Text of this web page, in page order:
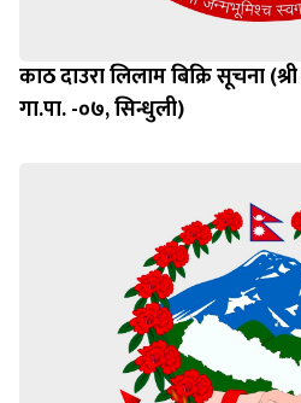
काठ दाउरा लिलाम बिक्रि सूचना
गा.पा. -०७, सिन्धुली)